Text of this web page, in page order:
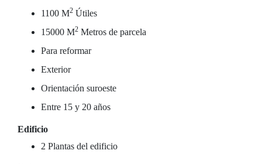
1100 M2 Útiles
15000 M2 Metros de parcela
Para reformar
Exterior
Orientación suroeste
Entre 15 y 20 años
Edificio
2 Plantas del edificio